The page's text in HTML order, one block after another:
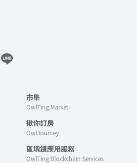
市集
OwlTing Market
揪你訂房
OwlJourney
區塊鏈應用服務
OwlTing Blockchain Services